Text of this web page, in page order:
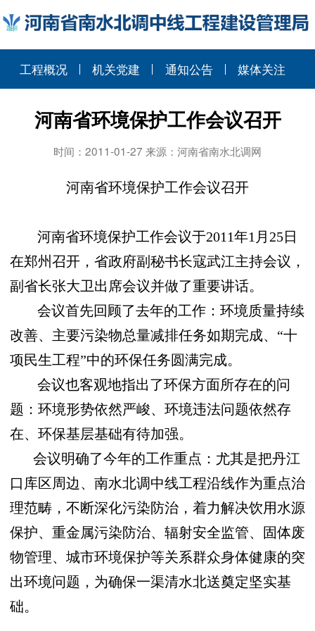
工程概况 机关党建 通知公告 媒体关注
河南省环境保护工作会议召开
时间：2011-01-27 来源：河南省南水北调网
河南省环境保护工作会议召开
河南省环境保护工作会议于2011年1 月 25日
在郑州召开，省政府副秘书长寇武江主持会议，
副省长张大卫出席会议并做了重要讲话。
会议首先回顾了去年的工作：环境质量持续
改善、主要污染物总量减排任务如期完成、“十
项民生工程”中的环保任务圆满完成。
会议也客观地指出了环保方面所存在的问
题：环境形势依然严峻、环境违法问题依然存
在、环保基层基础有待加强。
会议明确了今年的工作重点：尤其是把丹江
口库区周边、南水北调中线工程沿线作为重点治
理范畴，不断深化污染防治，着力解决饮用水源
保护、重金属污染防治、辐射安全监管、固体废
物管理、城市环境保护等关系群众身体健康的突
出环境问题，为确保一渠清水北送奠定坚实基
础。